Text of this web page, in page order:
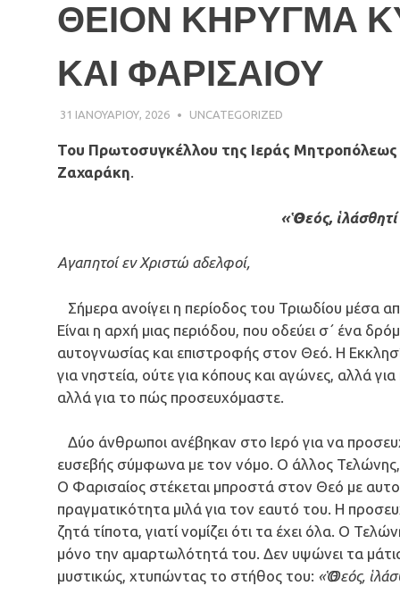
ΘΕΙΟΝ ΚΗΡΥΓΜΑ
ΚΑΙ ΦΑΡΙΣΑΙΟΥ
31 ΙΑΝΟΥΑΡΊΟΥ, 2026 ΠΑΤΉΡ ΜΙΧΑΉΛ ΠΑΠΑΪΩΆΝΝΟΥ
UNCATEGORIZED
Του Πρωτοσυγκέλλου της Ιεράς Μητροπόλεως
Ζαχαράκη.
«Ὁ Θεός,
Αγαπητοί εν Χριστώ αδελφοί,
Σήμερα ανοίγει η περίοδος του Τριωδίου μέσα
Είναι η αρχή μιας περιόδου, που οδεύει σ΄ ένα
αυτογνωσίας και επιστροφής στον Θεό. Η
για νηστεία, ούτε για κόπους και αγώνες, αλλά
αλλά για το πώς προσευχόμαστε.
Δύο άνθρωποι ανέβηκαν στο Ιερό για να
ευσεβής σύμφωνα με τον νόμο. Ο άλλος
Ο Φαρισαίος στέκεται μπροστά στον Θεό με
πραγματικότητα μιλά για τον εαυτό του. Η
ζητά τίποτα, γιατί νομίζει ότι τα έχει όλα. Ο
μόνο την αμαρτωλότητά του. Δεν υψώνει τα
μυστικώς, χτυπώντας το στήθος του: «Ὁ Θεός,